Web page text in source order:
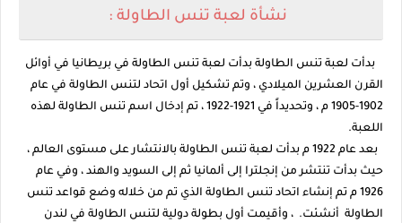
نشأة لعبة تنس الطاولة :
بدأت لعبة تنس الطاولة بدأت لعبة تنس الطاولة في بريطانيا في أوائل
القرن العشرين الميلادي ، وتم تشكيل أول اتحاد لتنس الطاولة في عام
1902-1905 م ، وتحديداً في 1921-1922 ، تم إدخال اسم تنس الطاولة لهذه
اللعبة.
بعد عام 1922 م بدأت لعبة تنس الطاولة بالانتشار على مستوى العالم ،
حيث بدأت تنتشر من إنجلترا إلى ألمانيا ثم إلى السويد والهند ، وفي عام
1926 م تم إنشاء اتحاد تنس الطاولة الذي تم من خلاله وضع قواعد تنس
الطاولة أنشئت. ، وأقيمت أول بطولة دولية لتنس الطاولة في لندن